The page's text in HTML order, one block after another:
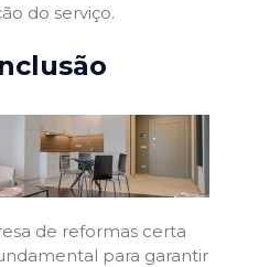
do serviço.
de reformas certa
para garantir